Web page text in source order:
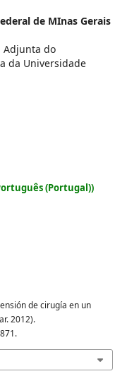
de MInas Gerais
Adjunta do
da Universidade
(Portugal))
de cirugía en un
2012).